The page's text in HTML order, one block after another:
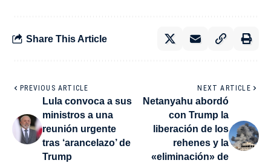
Share This Article
PREVIOUS ARTICLE
Lula convoca a sus
ministros a una
reunión urgente
tras ‘arancelazo’ de
Trump
NEXT ARTICLE
Netanyahu abordó
con Trump la
liberación de los
rehenes y la
«eliminación» de